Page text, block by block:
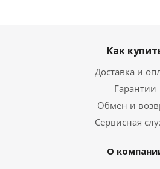
Как
Доставка и
Гарантии
Обмен и
Сервисная
О